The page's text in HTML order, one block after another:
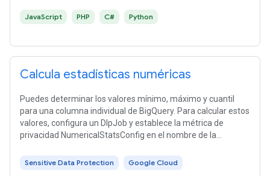
JavaScript PHP C# Python
Calcula estadísticas numéricas
Puedes determinar los valores mínimo, máximo y cuantil
para una columna individual de BigQuery. Para calcular estos
valores, configura un DlpJob y establece la métrica de
privacidad NumericalStatsConfig en el nombre de la
Cloud DLP calcula las estadísticas para la columna dada y
Sensitive Data Protection Google Cloud